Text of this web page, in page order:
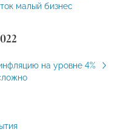
малый бизнес
на уровне 4%